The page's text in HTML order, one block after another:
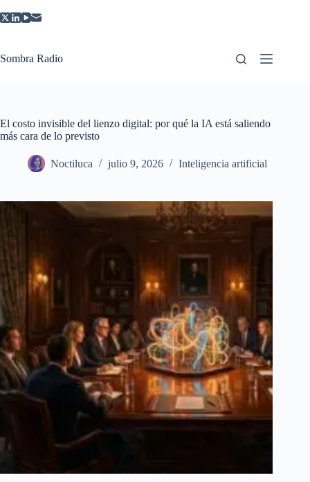
al
Sombra Radio
El costo invisible del lienzo digital: por qué la IA está saliendo
más cara de lo previsto
Noctiluca julio 9, 2026 Inteligencia artificial